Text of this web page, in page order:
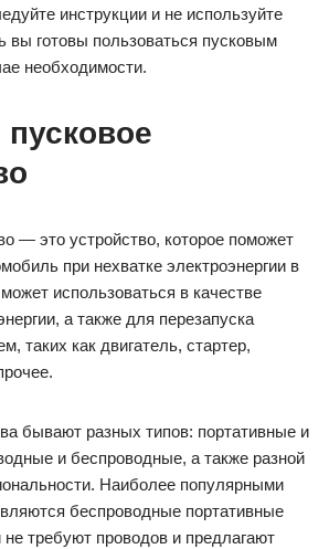
инструкции и не используйте
вы готовы пользоваться пусковым
необходимости.
пусковое
— это устройство, которое поможет
при нехватке электроэнергии в
использоваться в качестве
а также для перезапуска
таких как двигатель, стартер,
бывают разных типов: портативные и
и беспроводные, а также разной
Наиболее популярными
беспроводные портативные
не требуют проводов и предлагают